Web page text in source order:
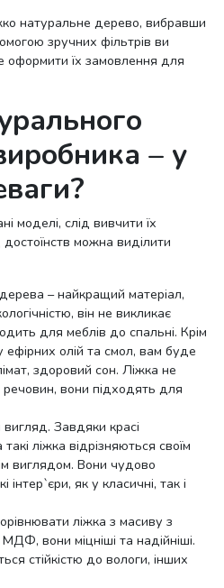
натуральне дерево, вибравши
зручних фільтрів ви
оформити їх замовлення для
– у
моделі, слід вивчити їх
можна виділити
– найкращий матеріал,
він не викликає
для меблів до спальні. Крім
ефірних олій та смол, вам буде
здоровий сон. Ліжка не
вони підходять для
вигляд. Завдяки красі
ліжка відрізняються своїм
виглядом. Вони чудово
як у класичні, так і
ліжка з масиву з
вони міцніші та надійніші.
стійкістю до вологи, інших